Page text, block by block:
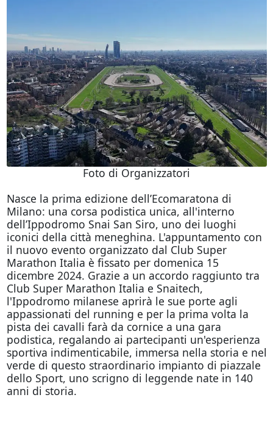
Foto di Organizzatori
Nasce la prima edizione dell’Ecomaratona di
Milano: una corsa podistica unica, all'interno
dell’Ippodromo Snai San Siro, uno dei luoghi
iconici della città meneghina. L'appuntamento con
il nuovo evento organizzato dal Club Super
Marathon Italia è fissato per domenica 15
dicembre 2024. Grazie a un accordo raggiunto tra
Club Super Marathon Italia e Snaitech,
l'Ippodromo milanese aprirà le sue porte agli
appassionati del running e per la prima volta la
pista dei cavalli farà da cornice a una gara
podistica, regalando ai partecipanti un'esperienza
sportiva indimenticabile, immersa nella storia e nel
verde di questo straordinario impianto di piazzale
dello Sport, uno scrigno di leggende nate in 140
anni di storia.